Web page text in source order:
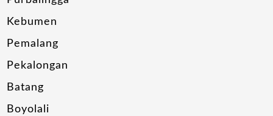
Kebumen
Pemalang
Pekalongan
Batang
Boyolali